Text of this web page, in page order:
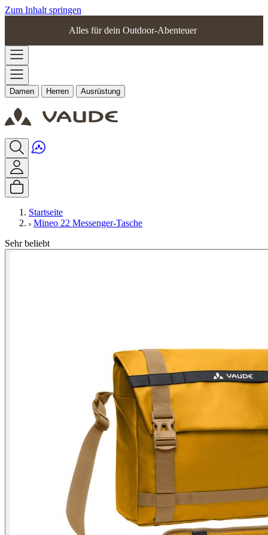
Zum Inhalt springen
Alles für dein Outdoor-Abenteuer
Damen Herren Ausrüstung
Startseite
Mineo 22 Messenger-Tasche
Sehr beliebt